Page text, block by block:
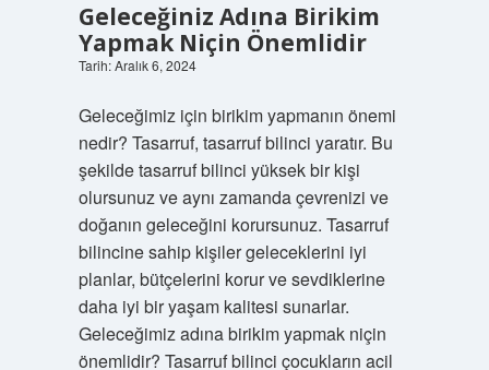
Geleceğiniz Adına Birikim
Yapmak Niçin Önemlidir
Tarih: Aralık 6, 2024
Geleceğimiz için birikim yapmanın önemi
nedir? Tasarruf, tasarruf bilinci yaratır. Bu
şekilde tasarruf bilinci yüksek bir kişi
olursunuz ve aynı zamanda çevrenizi ve
doğanın geleceğini korursunuz. Tasarruf
bilincine sahip kişiler geleceklerini iyi
planlar, bütçelerini korur ve sevdiklerine
daha iyi bir yaşam kalitesi sunarlar.
Geleceğimiz adına birikim yapmak niçin
önemlidir? Tasarruf bilinci çocukların acil